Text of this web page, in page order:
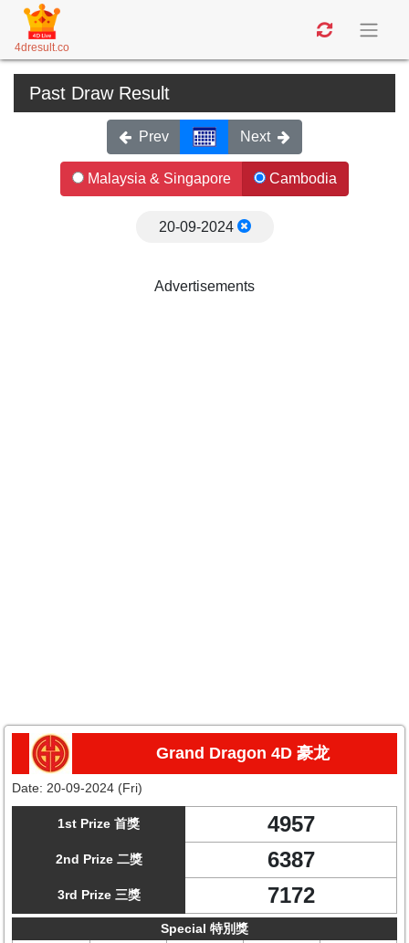
4dresult.co
Past Draw Result
Prev Next
Malaysia & Singapore Cambodia
20-09-2024
Advertisements
Grand Dragon 4D 豪龙
Date: 20-09-2024 (Fri)
1st Prize 首獎 4957
2nd Prize 二獎 6387
3rd Prize 三獎 7172
Special 特別獎